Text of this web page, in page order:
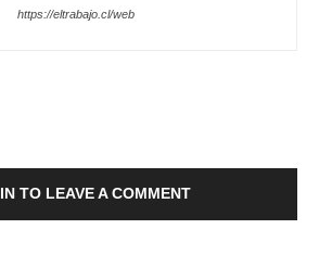
https://eltrabajo.cl/web
TO LEAVE A COMMENT